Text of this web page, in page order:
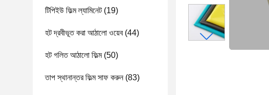
টিপিইউ ফিল্ম ল্যামিনেট(19)
হট দ্রবীভূত করা আঠালো ওয়েব(44)
হট গলিত আঠালো ফিল্ম(50)
তাপ স্থানান্তর ফিল্ম সাফ করুন(83)